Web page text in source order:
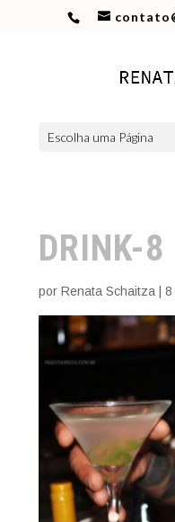
Escolha uma Página
DRINK-8
por Renata Schaitza| 8